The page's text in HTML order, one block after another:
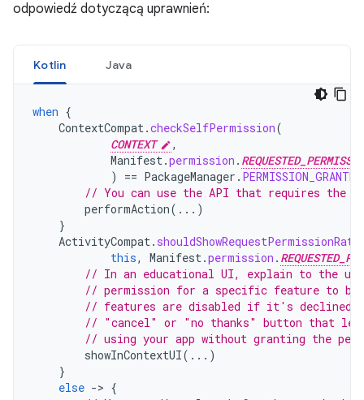
odpowiedź dotyczącą uprawnień:
Kotlin Java
when {
ContextCompat.checkSelfPermission(
CONTEXT
,
Manifest.permission .
)
== PackageManager . PERMISSION_GRANTED
// You can use the API that requires the
performAction(...)
}
ActivityCompat.
this, Manifest.permission .
// In an educational UI, explain to the
// permission for a specific feature to
// features are disabled if it's
// "cancel" or "no thanks" button that
// using your app without granting the
showInContextUI(...)
}
else -> {